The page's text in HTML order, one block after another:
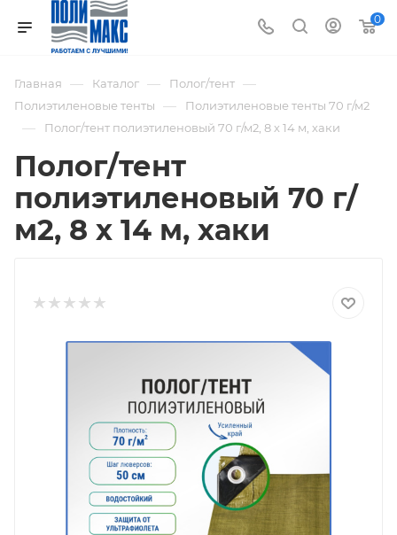
0
Главная — Каталог — Полог/тент —
Полиэтиленовые тенты — Полиэтиленовые тенты 70 г/м2
— Полог/тент полиэтиленовый 70 г/м2, 8 х 14 м, хаки
Полог/тент
полиэтиленовый 70 г/
м2, 8 х 14 м, хаки